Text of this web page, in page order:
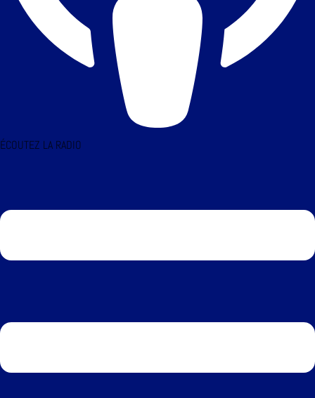
ÉCOUTEZ LA RADIO